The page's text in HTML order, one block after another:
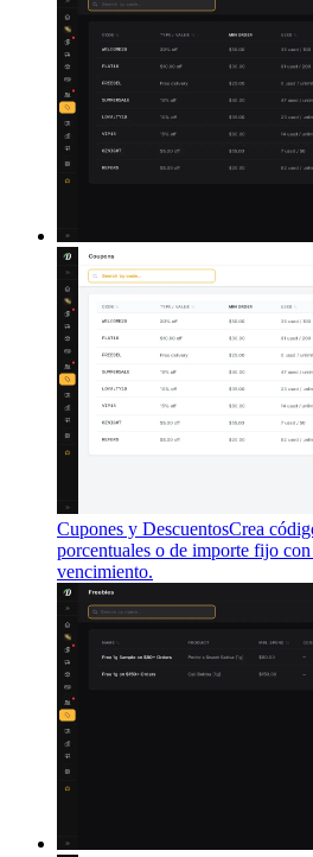
Cupones y DescuentosCrea
porcentuales o de importe fijo
vencimiento.